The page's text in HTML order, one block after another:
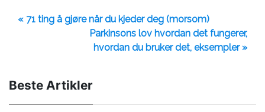
« 71 ting å gjøre når du kjeder deg (morsom)
Parkinsons lov hvordan det fungerer,
hvordan du bruker det, eksempler »
Beste Artikler